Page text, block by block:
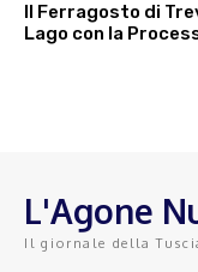
Il Ferragosto di
Lago con la
L'Agone
Il giornale della